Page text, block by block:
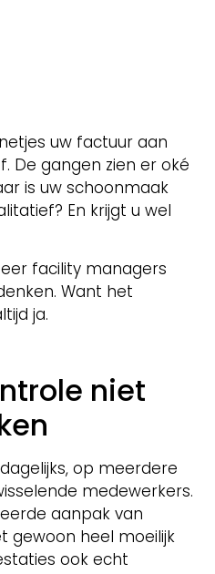
uw factuur aan
De gangen zien er oké
is uw schoonmaak
En krijgt u wel
facility managers
Want het
ja.
niet
op meerdere
medewerkers.
aanpak van
gewoon heel moeilijk
ook echt